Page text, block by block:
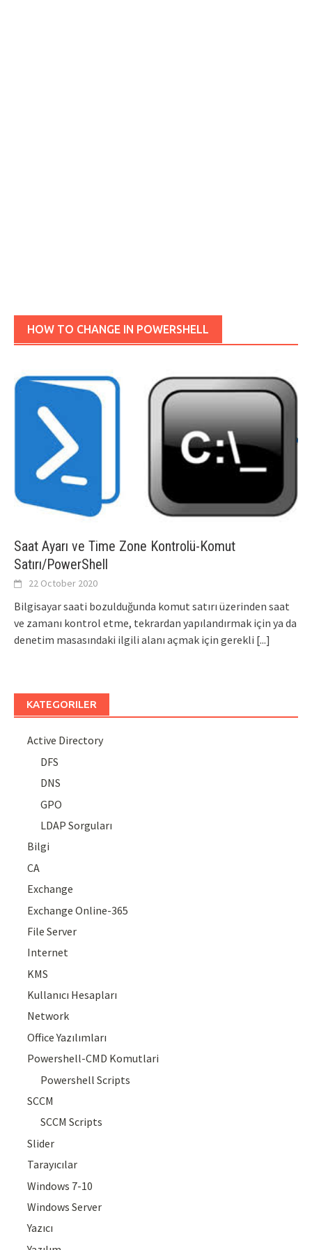
HOW TO CHANGE IN POWERSHELL
Saat Ayarı ve Time Zone Kontrolü-Komut
Satırı/PowerShell
22 October 2020
Bilgisayar saati bozulduğunda komut satırı üzerinden saat
ve zamanı kontrol etme, tekrardan yapılandırmak için ya da
denetim masasındaki ilgili alanı açmak için gerekli [...]
KATEGORILER
Active Directory
DFS
DNS
GPO
LDAP Sorguları
Bilgi
CA
Exchange
Exchange Online-365
File Server
Internet
KMS
Kullanıcı Hesapları
Network
Office Yazılımları
Powershell-CMD Komutlari
Powershell Scripts
SCCM
SCCM Scripts
Slider
Tarayıcılar
Windows 7-10
Windows Server
Yazıcı